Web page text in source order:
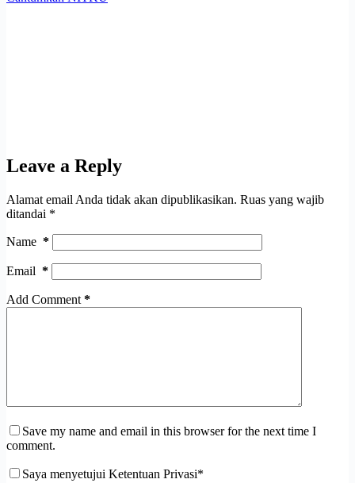
Leave a Reply
Alamat email Anda tidak akan dipublikasikan. Ruas yang wajib
ditandai *
Name *
Email *
Add Comment *
Save my name and email in this browser for the next time I
comment.
Saya menyetujui Ketentuan Privasi*